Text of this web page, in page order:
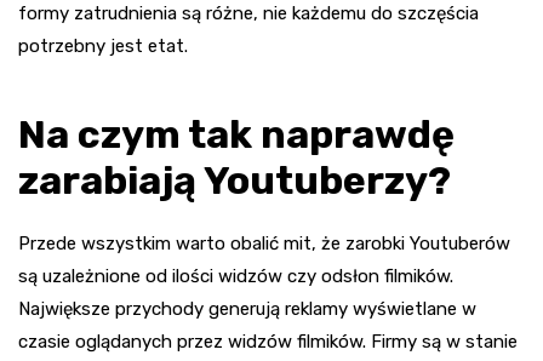
formy zatrudnienia są różne, nie każdemu do szczęścia
potrzebny jest etat.
Na czym tak naprawdę
zarabiają Youtuberzy?
Przede wszystkim warto obalić mit, że zarobki Youtuberów
są uzależnione od ilości widzów czy odsłon filmików.
Największe przychody generują reklamy wyświetlane w
czasie oglądanych przez widzów filmików. Firmy są w stanie